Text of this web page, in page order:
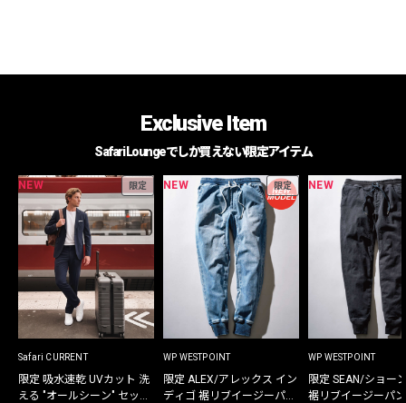
Exclusive Item
Safari Loungeでしか買えない限定アイテム
NEW 限定
Safari CURRENT
限定 吸水速乾 UVカット 洗
える "オールシーン" セット
NEW 限定
WP WESTPOINT
限定 ALEX/アレックス イン
ディゴ 裾リブイージーパン
NEW
WP WESTPOINT
限定 SEAN/ショー
裾リブイージーパ